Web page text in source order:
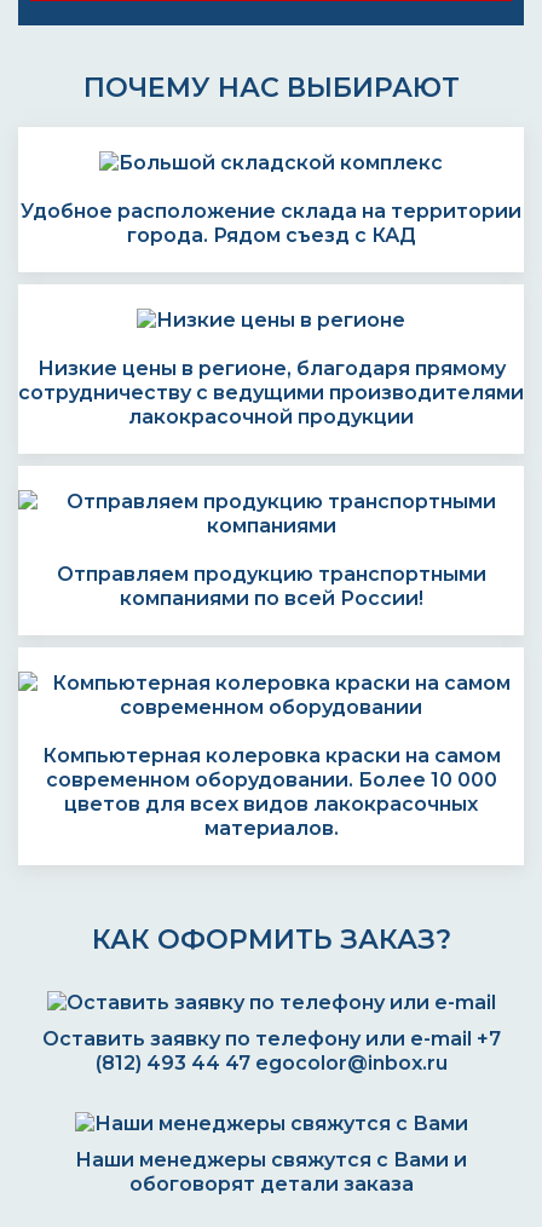
ПОЧЕМУ НАС ВЫБИРАЮТ
Удобное расположение склада на территории
города. Рядом съезд с КАД
Низкие цены в регионе, благодаря прямому
сотрудничеству с ведущими производителями
лакокрасочной продукции
Отправляем продукцию транспортными
компаниями по всей России!
Компьютерная колеровка краски на самом
современном оборудовании. Более 10 000
цветов для всех видов лакокрасочных
материалов.
КАК ОФОРМИТЬ ЗАКАЗ?
Оставить заявку по телефону или e-mail +7
(812) 493 44 47 egocolor@inbox.ru
Наши менеджеры свяжутся с Вами и
обоговорят детали заказа